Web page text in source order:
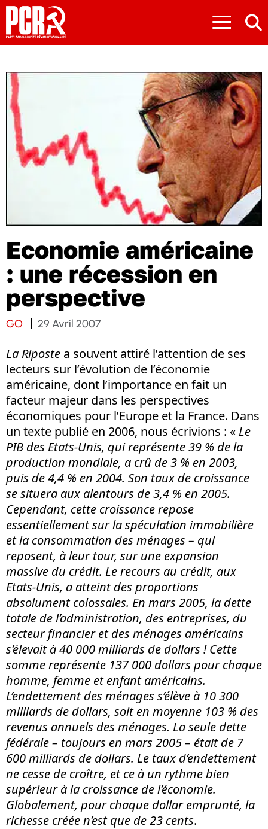
≡
Economie américaine
: une récession en
perspective
GO 29 Avril 2007
La Riposte a souvent attiré l’attention de ses
lecteurs sur l’évolution de l’économie
américaine, dont l’importance en fait un
facteur majeur dans les perspectives
économiques pour l’Europe et la France. Dans
un texte publié en 2006, nous écrivions : « Le
PIB des Etats-Unis, qui représente 39 % de la
production mondiale, a crû de 3 % en 2003,
puis de 4,4 % en 2004. Son taux de croissance
se situera aux alentours de 3,4 % en 2005.
Cependant, cette croissance repose
essentiellement sur la spéculation immobilière
et la consommation des ménages – qui
reposent, à leur tour, sur une expansion
massive du crédit. Le recours au crédit, aux
Etats-Unis, a atteint des proportions
absolument colossales. En mars 2005, la dette
totale de l’administration, des entreprises, du
secteur financier et des ménages américains
s’élevait à 40 000 milliards de dollars ! Cette
somme représente 137 000 dollars pour chaque
homme, femme et enfant américains.
L’endettement des ménages s’élève à 10 300
milliards de dollars, soit en moyenne 103 % des
revenus annuels des ménages. La seule dette
fédérale – toujours en mars 2005 – était de 7
600 milliards de dollars. Le taux d’endettement
ne cesse de croître, et ce à un rythme bien
supérieur à la croissance de l’économie.
Globalement, pour chaque dollar emprunté, la
richesse créée n’est que de 23 cents.